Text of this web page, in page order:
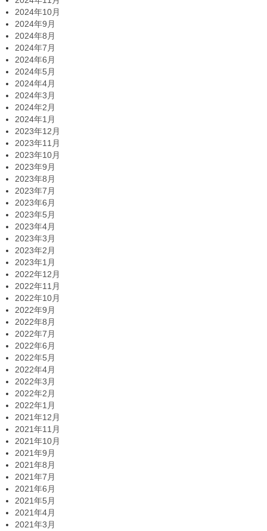
2024年10月
2024年9月
2024年8月
2024年7月
2024年6月
2024年5月
2024年4月
2024年3月
2024年2月
2024年1月
2023年12月
2023年11月
2023年10月
2023年9月
2023年8月
2023年7月
2023年6月
2023年5月
2023年4月
2023年3月
2023年2月
2023年1月
2022年12月
2022年11月
2022年10月
2022年9月
2022年8月
2022年7月
2022年6月
2022年5月
2022年4月
2022年3月
2022年2月
2022年1月
2021年12月
2021年11月
2021年10月
2021年9月
2021年8月
2021年7月
2021年6月
2021年5月
2021年4月
2021年3月